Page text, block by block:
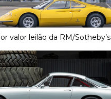
valor leilão da RM/Sotheby’s